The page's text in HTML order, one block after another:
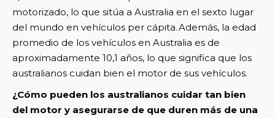
motorizado, lo que sitúa a Australia en el sexto lugar
del mundo en vehículos per cápita. Además, la edad
promedio de los vehículos en Australia es de
aproximadamente 10,1 años, lo que significa que los
australianos cuidan bien el motor de sus vehículos.
¿Cómo pueden los australianos cuidar tan bien
del motor y asegurarse de que duren más de una